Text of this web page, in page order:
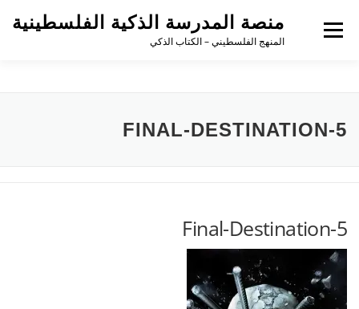
منصة المدرسة الذكية الفلسطينية
المنهج الفلسطيني – الكتاب الذكي
القائمة
FINAL-DESTINATION-5
Final-Destination-5